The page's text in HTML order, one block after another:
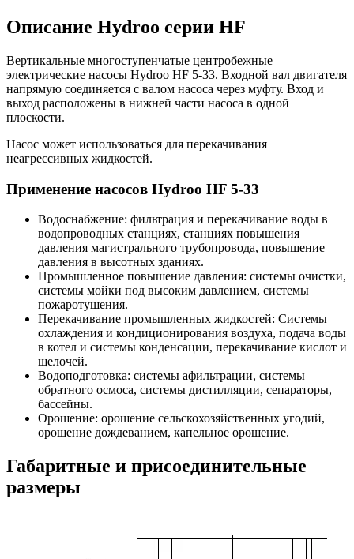
Описание Hydroo серии HF
Вертикальные многоступенчатые центробежные
электрические насосы Hydroo HF 5-33. Входной вал двигателя
напрямую соединяется с валом насоса через муфту. Вход и
выход расположены в нижней части насоса в одной
плоскости.
Насос может использоваться для перекачивания
неагрессивных жидкостей.
Применение насосов Hydroo HF 5-33
Водоснабжение: фильтрация и перекачивание воды в
водопроводных станциях, станциях повышения
давления магистрального трубопровода, повышение
давления в высотных зданиях.
Промышленное повышение давления: системы очистки,
системы мойки под высоким давлением, системы
пожаротушения.
Перекачивание промышленных жидкостей: Системы
охлаждения и кондиционирования воздуха, подача воды
в котел и системы конденсации, перекачивание кислот и
щелочей.
Водоподготовка: системы афильтрации, системы
обратного осмоса, системы дистилляции, сепараторы,
бассейны.
Орошение: орошение сельскохозяйственных угодий,
орошение дождеванием, капельное орошение.
Габаритные и присоединительные
размеры